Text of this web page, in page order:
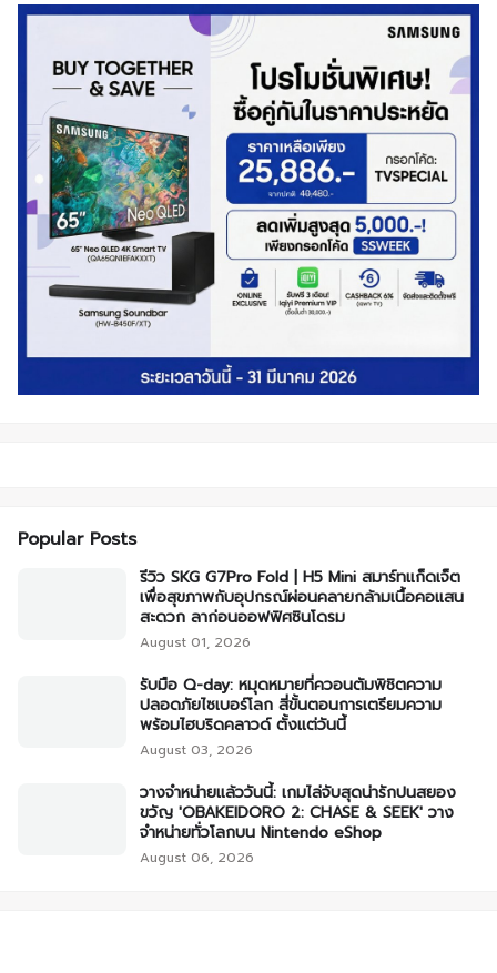
Popular Posts
รีวิว SKG G7Pro Fold | H5 Mini สมาร์ทแก็ดเจ็ต
เพื่อสุขภาพกับอุปกรณ์ผ่อนคลายกล้ามเนื้อคอแสน
สะดวก ลาก่อนออฟฟิศซินโดรม
August 01, 2026
รับมือ Q-day: หมุดหมายที่ควอนตัมพิชิตความ
ปลอดภัยไซเบอร์โลก สี่ขั้นตอนการเตรียมความ
พร้อมไฮบริดคลาวด์ ตั้งแต่วันนี้
August 03, 2026
วางจำหน่ายแล้ววันนี้: เกมไล่จับสุดน่ารักปนสยอง
ขวัญ 'OBAKEIDORO 2: CHASE & SEEK' วาง
จำหน่ายทั่วโลกบน Nintendo eShop
August 06, 2026